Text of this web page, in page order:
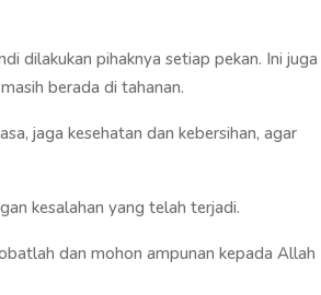
dilakukan pihaknya setiap pekan. Ini juga
berada di tahanan.
jaga kesehatan dan kebersihan, agar
kesalahan yang telah terjadi.
dan mohon ampunan kepada Allah